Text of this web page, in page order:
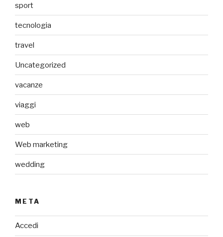
sport
tecnologia
travel
Uncategorized
vacanze
viaggi
web
Web marketing
wedding
META
Accedi